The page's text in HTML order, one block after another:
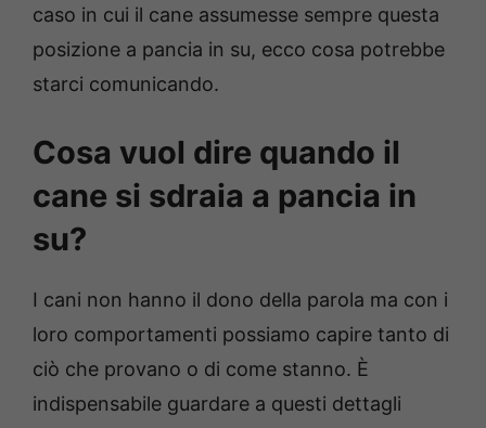
caso in cui il cane assumesse sempre questa
posizione a pancia in su, ecco cosa potrebbe
starci comunicando.
Cosa vuol dire quando il
cane si sdraia a pancia in
su?
I cani non hanno il dono della parola ma con i
loro comportamenti possiamo capire tanto di
ciò che provano o di come stanno. È
indispensabile guardare a questi dettagli